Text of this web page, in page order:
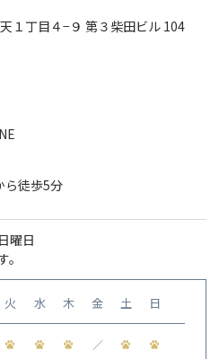
１丁目４−９ 第３柴田ビル 104
ら徒歩5分
曜日
火 水 木 金 土 日
／